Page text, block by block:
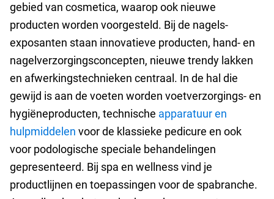
gebied van cosmetica, waarop ook nieuwe
producten worden voorgesteld. Bij de nagels-
exposanten staan innovatieve producten, hand- en
nagelverzorgingsconcepten, nieuwe trendy lakken
en afwerkingstechnieken centraal. In de hal die
gewijd is aan de voeten worden voetverzorgings- en
hygiëneproducten, technische apparatuur en
hulpmiddelen voor de klassieke pedicure en ook
voor podologische speciale behandelingen
gepresenteerd. Bij spa en wellness vind je
productlijnen en toepassingen voor de spabranche.